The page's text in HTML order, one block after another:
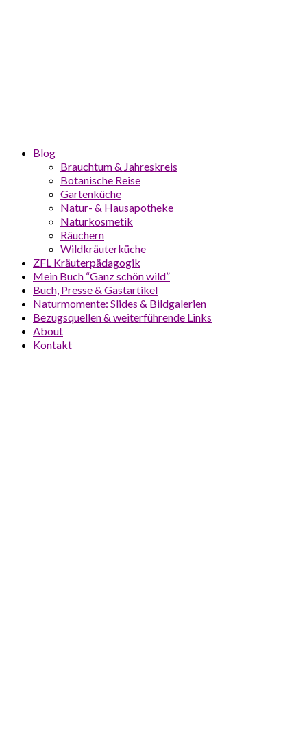
Blog
Brauchtum & Jahreskreis
Botanische Reise
Gartenküche
Natur- & Hausapotheke
Naturkosmetik
Räuchern
Wildkräuterküche
ZFL Kräuterpädagogik
Mein Buch “Ganz schön wild”
Buch, Presse & Gastartikel
Naturmomente: Slides & Bildgalerien
Bezugsquellen & weiterführende Links
About
Kontakt